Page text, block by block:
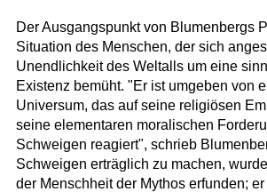
Der Ausgangspunkt von Blumenbergs
Situation des Menschen, der sich
Unendlichkeit des Weltalls um eine
Existenz bemüht. "Er ist umgeben von
Universum, das auf seine religiösen
seine elementaren moralischen
Schweigen reagiert", schrieb
Schweigen erträglich zu machen,
der Menschheit der Mythos erfunden;